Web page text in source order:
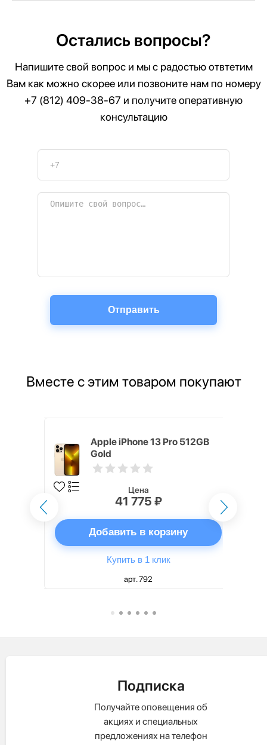
Остались вопросы?
Напишите свой вопрос и мы с радостью отвтетим
Вам как можно скорее или позвоните нам по номеру
+7 (812) 409-38-67 и получите оперативную
консультацию
Вместе с этим товаром покупают
Apple iPhone 13 Pro 512GB
Gold
Цена
41 775 ₽
Добавить в корзину
Купить в 1 клик
арт. 792
Подписка
Получайте оповещения об
акциях и специальных
предложениях на телефон